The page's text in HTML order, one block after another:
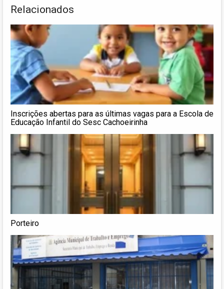
Relacionados
Inscrições abertas para as últimas vagas para a Escola de
Educação Infantil do Sesc Cachoeirinha
Porteiro